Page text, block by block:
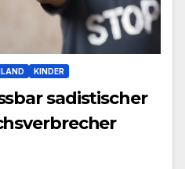
KINDER
sadistischer